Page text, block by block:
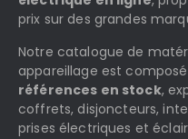
prix sur des grandes
Notre catalogue de
appareillage est
références en stock,
coffrets, disjoncteurs,
prises électriques et